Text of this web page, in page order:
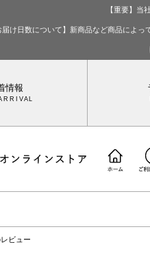
【重要】当
届け日数について】新商品など商品によ
情報
ビュー